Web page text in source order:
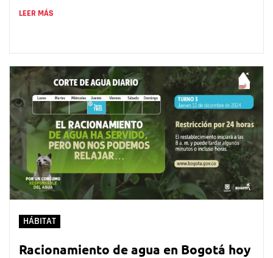
LEER MÁS
HÁBITAT
Racionamiento de agua en Bogotá hoy